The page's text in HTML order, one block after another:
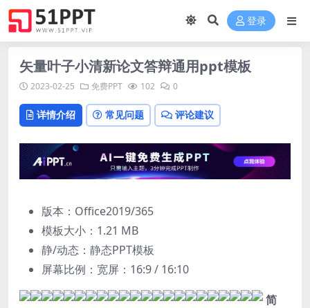
登录
矢量叶子小清新论文答辩通用ppt模板
2023-02-25 免费PPT 102 0
详情介绍 常见问题 评论建议
版本：Office2019/365
模板大小： 1.21 MB
静/动态：静态PPT模板
屏幕比例：宽屏：16:9 / 16:10
简